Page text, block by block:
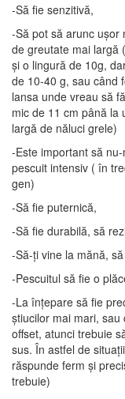
-Să fie senzitivă,
-Să pot să arunc ușor
de greutate mai largă
și o lingură de 10g,
de 10-40 g, sau când
lansa unde vreau să
mic de 11 cm până la
largă de năluci grele)
-Este important să
pescuit intensiv ( în
gen)
-Să fie puternică,
-Să fie durabilă, să
-Să-ți vine la mănă,
-Pescuitul să fie o
-La înțepare să fie
știucilor mai mari,
offset, atunci trebuie
sus. În astfel de
răspunde ferm și
trebuie)